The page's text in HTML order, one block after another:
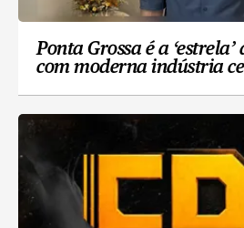
Ponta Grossa é a
com moderna indústria